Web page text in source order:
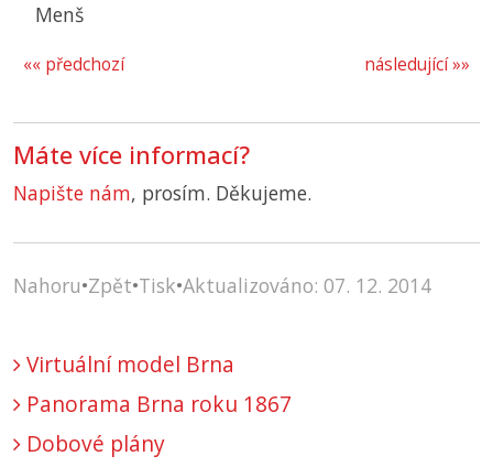
Menš
následující »»
«« předchozí
Máte více informací?
Napište nám, prosím. Děkujeme.
Nahoru•Zpět•Tisk•Aktualizováno: 07. 12. 2014
Virtuální model Brna
Panorama Brna roku 1867
Dobové plány